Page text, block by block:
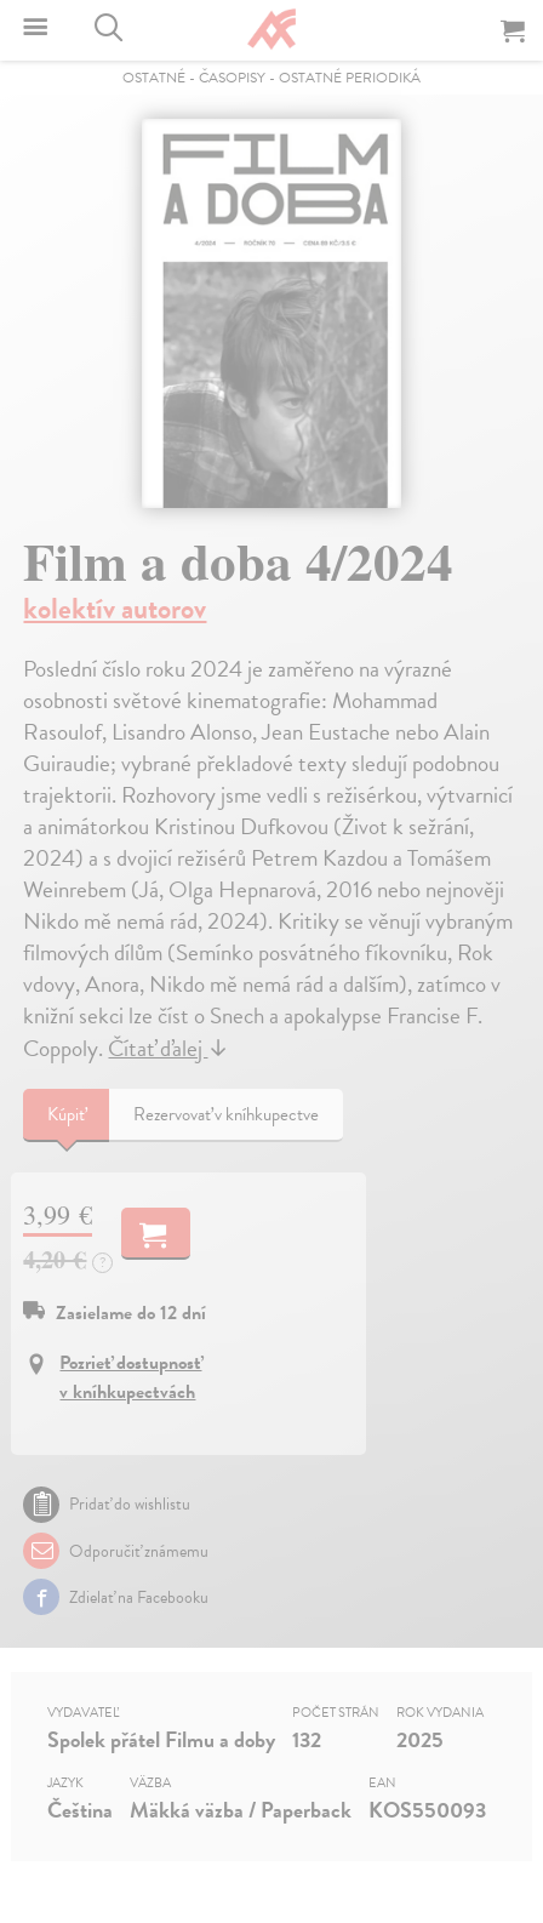
OSTATNÉ - ČASOPISY - OSTATNÉ PERIODIKÁ
Film a doba 4/2024
kolektív autorov
Poslední číslo roku 2024 je zaměřeno na výrazné
osobnosti světové kinematografie: Mohammad
Rasoulof, Lisandro Alonso, Jean Eustache nebo Alain
Guiraudie; vybrané překladové texty sledují podobnou
trajektorii. Rozhovory jsme vedli s režisérkou, výtvarnicí
a animátorkou Kristinou Dufkovou (Život k sežrání,
2024) a s dvojicí režisérů Petrem Kazdou a Tomášem
Weinrebem (Já, Olga Hepnarová, 2016 nebo nejnověji
Nikdo mě nemá rád, 2024). Kritiky se věnují vybraným
filmových dílům (Semínko posvátného fíkovníku, Rok
vdovy, Anora, Nikdo mě nemá rád a dalším), zatímco v
knižní sekci lze číst o Snech a apokalypse Francise F.
Coppoly.Čítať ďalej↓
Kúpiť Rezervovať v kníhkupectve
3,99 €
4,20 €
?
Zasielame do 12 dní
Pozrieť dostupnosť
v kníhkupectvách
Pridať do wishlistu
Odporučiť známemu
Zdielať na Facebooku
VYDAVATEĽ
Spolek přátel Filmu a doby
POČET STRÁN
132
ROK VYDANIA
2025
JAZYK
Čeština
VÄZBA
Mäkká väzba / Paperback
EAN
KOS550093